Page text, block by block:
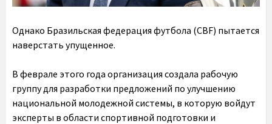
Однако Бразильская федерация футбола (CBF) пытается
наверстать упущенное.
В феврале этого года организация создала рабочую
группу для разработки предложений по улучшению
национальной молодежной системы, в которую войдут
эксперты в области спортивной подготовки и